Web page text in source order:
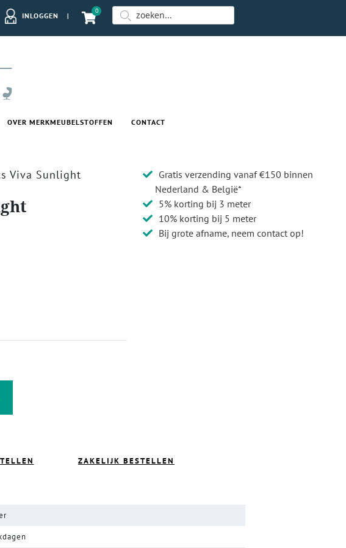
INLOGGEN |
0
OVER MERKMEUBELSTOFFEN CONTACT
Viva Sunlight
Gratis verzending vanaf €150 binnen
Nederland & België*
5% korting bij 3 meter
10% korting bij 5 meter
Bij grote afname, neem contact op!
ZAKELIJK BESTELLEN